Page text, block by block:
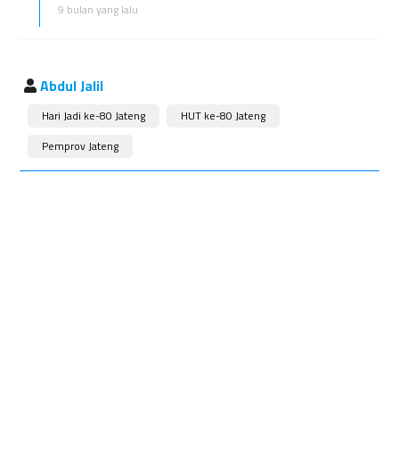
9 bulan yang lalu
Abdul Jalil
Hari Jadi ke-80 Jateng
HUT ke-80 Jateng
Pemprov Jateng